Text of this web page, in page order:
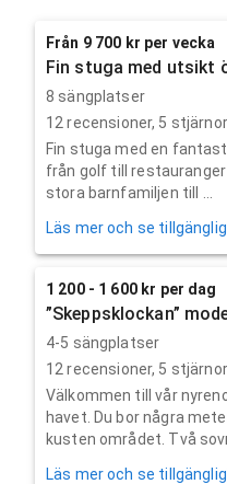
Från 9 700 kr per vecka
Fin stuga med utsikt
8 sängplatser
12 recensioner, 5
Fin stuga med en
från golf till
stora barnfamiljen till ...
Läs mer och se
1 200 - 1 600 kr per dag
”Skeppsklockan”
4-5 sängplatser
12 recensioner, 5
Välkommen till vår
havet. Du bor några
kusten området. Två
Läs mer och se